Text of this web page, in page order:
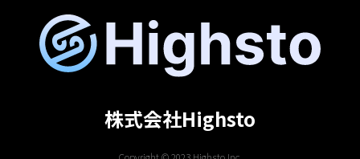
株式会社Highsto